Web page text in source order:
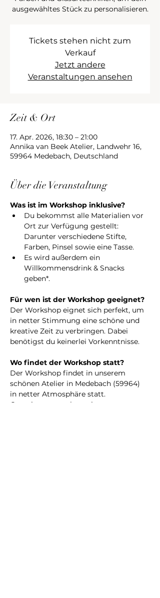
ausgewähltes Stück zu personalisieren.
Tickets stehen nicht zum
Verkauf
Jetzt andere
Veranstaltungen ansehen
Zeit & Ort
17. Apr. 2026, 18:30 – 21:00
Annika van Beek Atelier, Landwehr 16,
59964 Medebach, Deutschland
Über die Veranstaltung
Was ist im Workshop inklusive?
Du bekommst alle Materialien vor
Ort zur Verfügung gestellt:
Darunter verschiedene Stifte,
Farben, Pinsel sowie eine Tasse.
Es wird außerdem ein
Willkommensdrink & Snacks
geben*.
Für wen ist der Workshop geeignet?
Der Workshop eignet sich perfekt, um
in netter Stimmung eine schöne und
kreative Zeit zu verbringen. Dabei
benötigst du keinerlei Vorkenntnisse.
Wo findet der Workshop statt?
Der Workshop findet in unserem
schönen Atelier in Medebach (59964)
in netter Atmosphäre statt.
Gemeinsam machen wir es uns